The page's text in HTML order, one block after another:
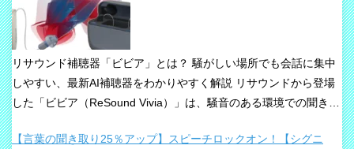
リサウンド補聴器「ビビア」とは？ 騒がしい場所でも会話に集中
しやすい、最新AI補聴器をわかりやすく解説 リサウンドから登場
した「ビビア（ReSound Vivia）」は、騒音のある環境での聞き取
「騒音下でも鮮やかな聞き取り」、「世界最小AI補聴器」、
【言葉の聞き取り25％アップ】スピーチロックオン！【シグニ